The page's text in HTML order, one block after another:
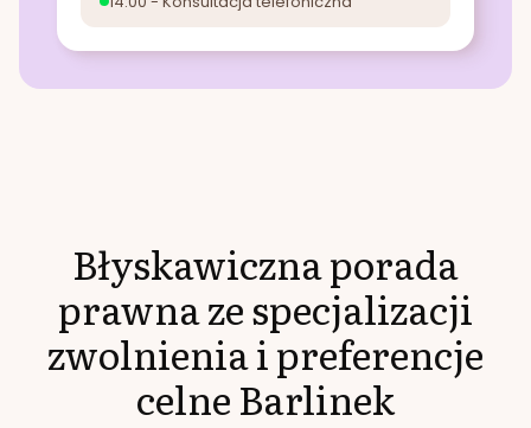
Błyskawiczna porada
prawna ze specjalizacji
zwolnienia i preferencje
celneBarlinek